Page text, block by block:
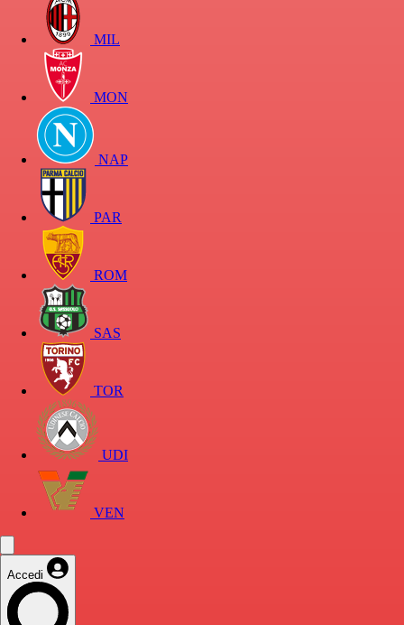
MIL
MON
NAP
PAR
ROM
SAS
TOR
UDI
VEN
Accedi